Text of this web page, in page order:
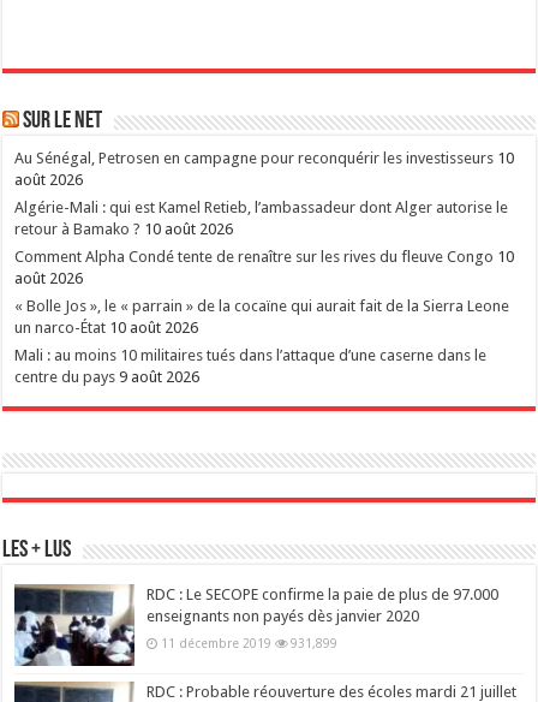
Sur le Net
Au Sénégal, Petrosen en campagne pour reconquérir les investisseurs 10
août 2026
Algérie-Mali : qui est Kamel Retieb, l’ambassadeur dont Alger autorise le
retour à Bamako ? 10 août 2026
Comment Alpha Condé tente de renaître sur les rives du fleuve Congo 10
août 2026
« Bolle Jos », le « parrain » de la cocaïne qui aurait fait de la Sierra Leone
un narco-État 10 août 2026
Mali : au moins 10 militaires tués dans l’attaque d’une caserne dans le
centre du pays 9 août 2026
Les + Lus
RDC : Le SECOPE confirme la paie de plus de 97.000
enseignants non payés dès janvier 2020
11 décembre 2019 931,899
RDC : Probable réouverture des écoles mardi 21 juillet